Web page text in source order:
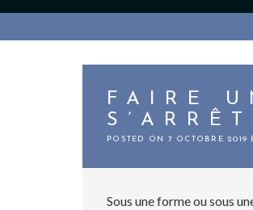
FAIRE
POSTED ON 7 OCTOBRE 2019
Sous une forme ou sous